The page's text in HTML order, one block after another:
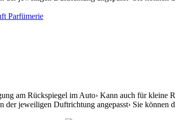
am Rückspiegel im Auto› Kann auch für kleine
der jeweiligen Duftrichtung angepasst› Sie